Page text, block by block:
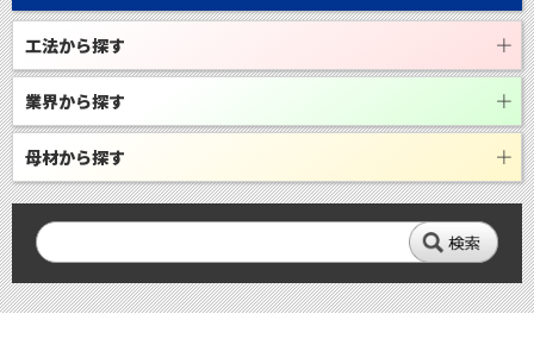
工法から探す
業界から探す
母材から探す